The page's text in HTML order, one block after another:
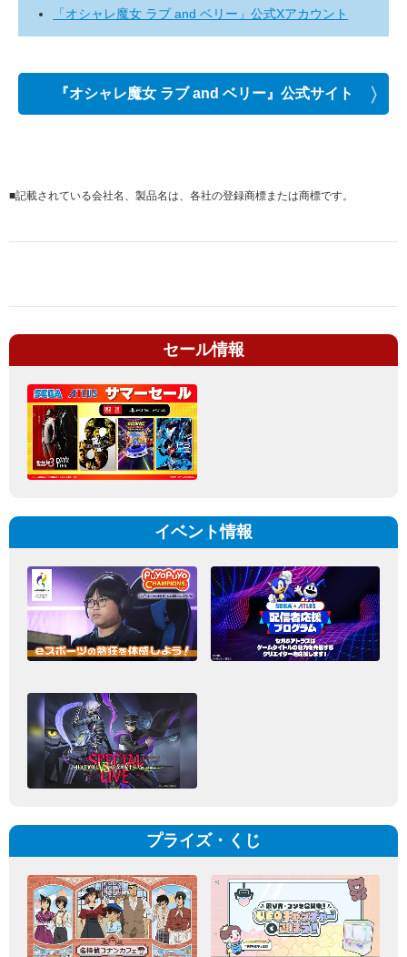
「オシャレ魔女 ラブ and ベリー」公式Xアカウント
『オシャレ魔女 ラブ and ベリー』公式サイト
■記載されている会社名、製品名は、各社の登録商標または商標です。
セール情報
イベント情報
プライズ・くじ